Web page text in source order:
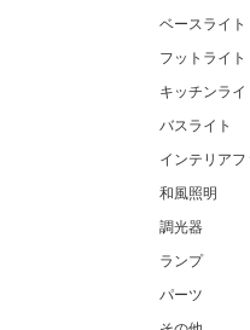
ベースライト
フットライト
キッチンライ
バスライト
インテリアフ
和風照明
調光器
ランプ
パーツ